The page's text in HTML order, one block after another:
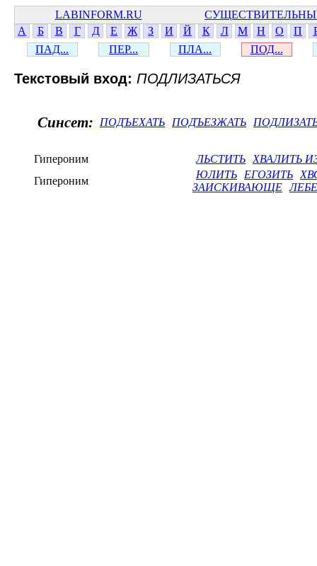
LABINFORM.RU
А
Б В Г Д Е Ж З И Й К Л М Н О П
ПАД...
ПЕР... ПЛА... ПОД...
Текстовый вход: ПОДЛИЗАТЬСЯ
Синсет: ПОДЪЕХАТЬ ПОДЪЕЗЖАТЬ
Гипероним ЛЬСТИТЬ
ХВАЛИТЬ
Гипероним
ЮЛИТЬ ЕГОЗИТЬ
ЗАИСКИВАЮЩЕ